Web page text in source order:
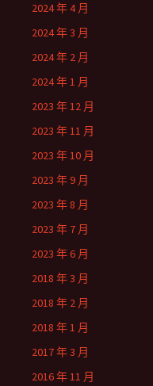
2024 年 4 月
2024 年 3 月
2024 年 2 月
2024 年 1 月
2023 年 12 月
2023 年 11 月
2023 年 10 月
2023 年 9 月
2023 年 8 月
2023 年 7 月
2023 年 6 月
2018 年 3 月
2018 年 2 月
2018 年 1 月
2017 年 3 月
2016 年 11 月